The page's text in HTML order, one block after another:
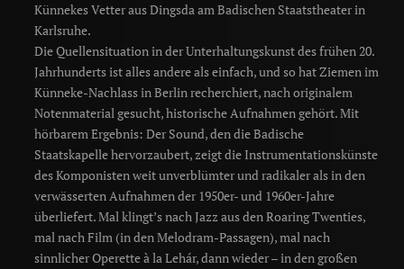
Künnekes Vetter aus Dingsda am Badischen Staatstheater in
Karlsruhe.
Die Quellensituation in der Unterhaltungskunst des frühen 20.
Jahrhunderts ist alles andere als einfach, und so hat Ziemen im
Künneke-Nachlass in Berlin recherchiert, nach originalem
Notenmaterial gesucht, historische Aufnahmen gehört. Mit
hörbarem Ergebnis: Der Sound, den die Badische
Staatskapelle hervorzaubert, zeigt die Instrumentationskünste
des Komponisten weit unverblümter und radikaler als in den
verwässerten Aufnahmen der 1950er- und 1960er-Jahre
überliefert. Mal klingt’s nach Jazz aus den Roaring Twenties,
mal nach Film (in den Melodram-Passagen), mal nach
sinnlicher Operette à la Lehár, dann wieder – in den großen